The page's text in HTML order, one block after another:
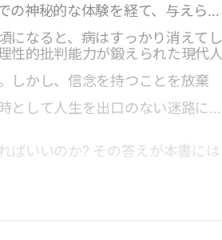
の神秘的な体験を経て、与えられ
になると、病はすっかり消えてし
性的批判能力が鍛えられた現代人
しかし、信念を持つことを放棄
として人生を出口のない迷路に誘
ばいいのか? その答えが本書には